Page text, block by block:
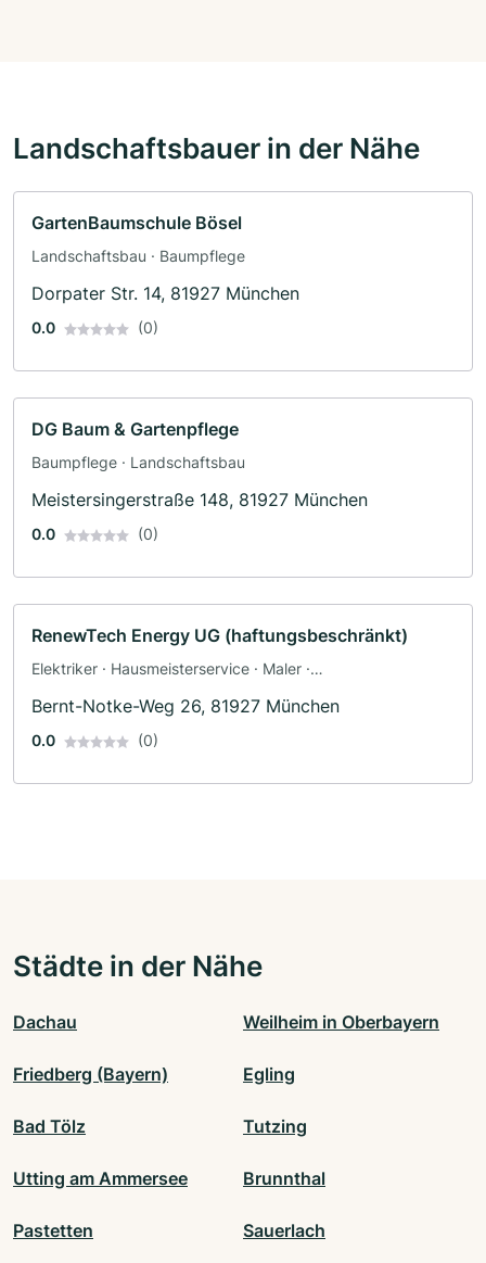
Landschaftsbauer in der Nähe
GartenBaumschule Bösel
Landschaftsbau · Baumpflege
Dorpater Str. 14, 81927 München
0.0 (0)
DG Baum & Gartenpflege
Baumpflege · Landschaftsbau
Meistersingerstraße 148, 81927 München
0.0 (0)
RenewTech Energy UG (haftungsbeschränkt)
Elektriker · Hausmeisterservice · Maler ·
Bernt-Notke-Weg 26, 81927 München
0.0 (0)
Städte in der Nähe
Dachau Weilheim in Oberbayern
Friedberg (Bayern) Egling
Bad Tölz Tutzing
Utting am Ammersee Brunnthal
Pastetten Sauerlach